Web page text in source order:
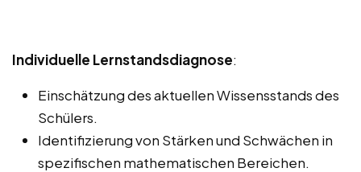
Individuelle Lernstandsdiagnose:
Einschätzung des aktuellen Wissensstands des
Schülers.
Identifizierung von Stärken und Schwächen in
spezifischen mathematischen Bereichen.